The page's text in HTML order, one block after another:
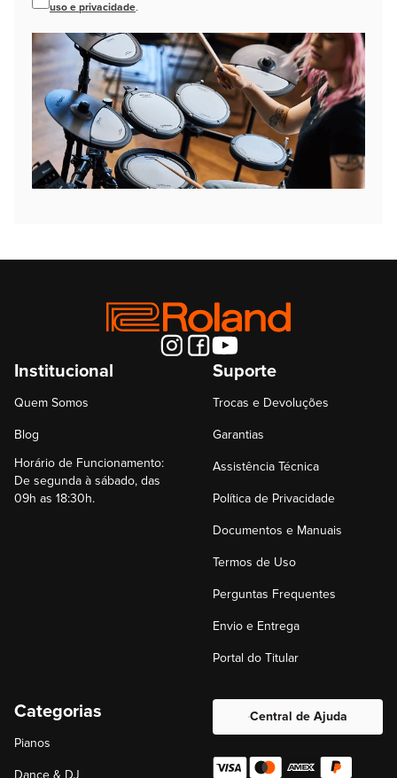
uso e privacidade.
Institucional
Quem Somos
Blog
Horário de Funcionamento:
De segunda à sábado, das
09h as 18:30h.
Suporte
Trocas e Devoluções
Garantias
Assistência Técnica
Política de Privacidade
Documentos e Manuais
Termos de Uso
Perguntas Frequentes
Envio e Entrega
Portal do Titular
Categorias
Pianos
Central de Ajuda